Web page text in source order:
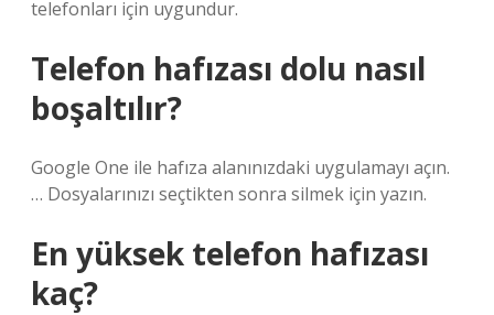
telefonları için uygundur.
Telefon hafızası dolu nasıl
boşaltılır?
Google One ile hafıza alanınızdaki uygulamayı açın.
… Dosyalarınızı seçtikten sonra silmek için yazın.
En yüksek telefon hafızası
kaç?